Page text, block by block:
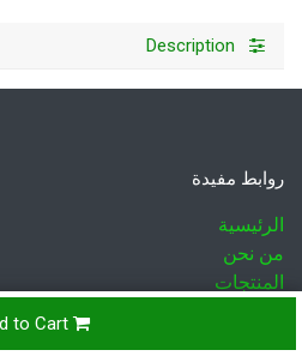
Add to Cart
Description
روابط مفيدة
الرئيسية
من نحن
المنتجات